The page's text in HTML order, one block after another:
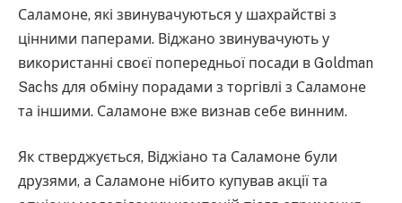
Саламоне, які звинувачуються у шахрайстві з
цінними паперами. Віджано звинувачують у
використанні своєї попередньої посади в Goldman
Sachs для обміну порадами з торгівлі з Саламоне
та іншими. Саламоне вже визнав себе винним.
Як стверджується, Віджіано та Саламоне були
друзями, а Саламоне нібито купував акції та